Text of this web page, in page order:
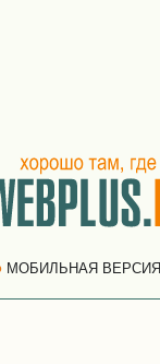
МОБИЛЬНАЯ ВЕРСИЯ